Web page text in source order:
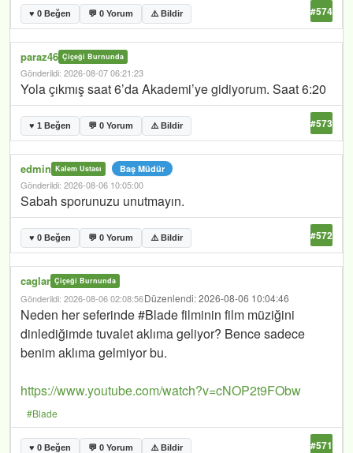
♥ 0 Beğen 💬 0 Yorum ⚠️ Bildir #574
paraz46 Çiçeği Burnunda
Gönderildi: 2026-08-07 06:21:23
Yola çıkmış saat 6’da Akademi’ye gidiyorum. Saat 6:20
♥ 1 Beğen 💬 0 Yorum ⚠️ Bildir #573
edmin Kalem Ustası Baş Müdür
Gönderildi: 2026-08-06 10:05:00
Sabah sporunuzu unutmayın.
♥ 0 Beğen 💬 0 Yorum ⚠️ Bildir #572
caglar Çiçeği Burnunda
Gönderildi: 2026-08-06 02:08:56Düzenlendi: 2026-08-06 10:04:46
Neden her seferinde #Blade filminin film müziğini
dinlediğimde tuvalet aklıma geliyor? Bence sadece
benim aklıma gelmiyor bu.
https://www.youtube.com/watch?v=cNOP2t9FObw
#Blade
♥ 0 Beğen 💬 0 Yorum ⚠️ Bildir #571